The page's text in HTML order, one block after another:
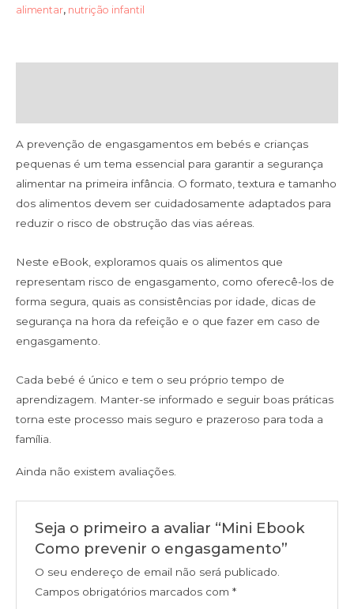
alimentar, nutrição infantil
A prevenção de engasgamentos em bebés e crianças
pequenas é um tema essencial para garantir a segurança
alimentar na primeira infância. O formato, textura e tamanho
dos alimentos devem ser cuidadosamente adaptados para
reduzir o risco de obstrução das vias aéreas.
Neste eBook, exploramos quais os alimentos que
representam risco de engasgamento, como oferecê-los de
forma segura, quais as consistências por idade, dicas de
segurança na hora da refeição e o que fazer em caso de
engasgamento.
Cada bebé é único e tem o seu próprio tempo de
aprendizagem. Manter-se informado e seguir boas práticas
torna este processo mais seguro e prazeroso para toda a
família.
Ainda não existem avaliações.
Seja o primeiro a avaliar “Mini Ebook
Como prevenir o engasgamento”
O seu endereço de email não será publicado.
Campos obrigatórios marcados com *